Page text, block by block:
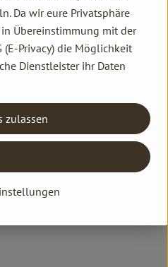
Da wir eure Privatsphäre
Übereinstimmung mit der
Privacy) die Möglichkeit
Dienstleister ihr Daten
zulassen